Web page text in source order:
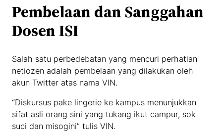
Pembelaan dan Sanggahan
Dosen ISI
Salah satu perbedebatan yang mencuri perhatian
netiozen adalah pembelaan yang dilakukan oleh
akun Twitter atas nama VIN.
“Diskursus pake lingerie ke kampus menunjukkan
sifat asli orang sini yang tukang ikut campur, sok
suci dan misogini” tulis VIN.